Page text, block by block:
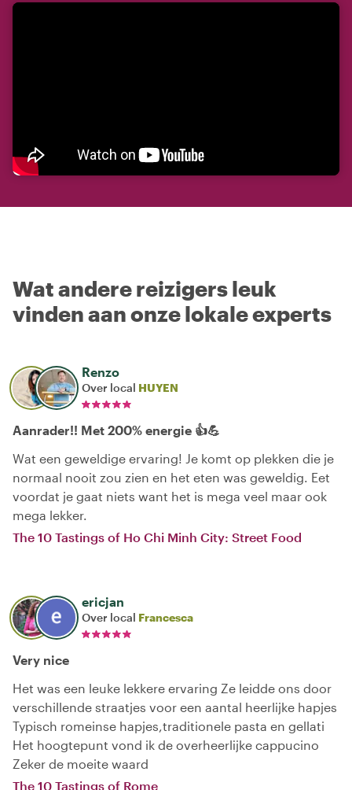
Wat andere reizigers leuk
vinden aan onze lokale experts
Renzo
Over local HUYEN
Aanrader!! Met 200% energie 👍💪
Wat een geweldige ervaring! Je komt op plekken die je
normaal nooit zou zien en het eten was geweldig. Eet
voordat je gaat niets want het is mega veel maar ook
mega lekker.
The 10 Tastings of Ho Chi Minh City: Street Food
ericjan
Over local Francesca
Very nice
Het was een leuke lekkere ervaring Ze leidde ons door
verschillende straatjes voor een aantal heerlijke hapjes
Typisch romeinse hapjes,traditionele pasta en gellati
Het hoogtepunt vond ik de overheerlijke cappucino
Zeker de moeite waard
The 10 Tastings of Rome